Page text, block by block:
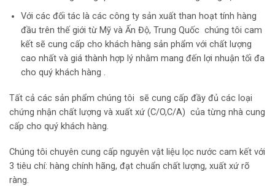
Với các đối tác là các công ty sản xuất than hoạt tính hàng
đầu trên thế giới từ Mỹ và Ấn Độ, Trung Quốc chúng tôi cam
kết sẽ cung cấp cho khách hàng sản phẩm với chất lượng
cao nhất và giá thành hợp lý nhằm mang đến lợi nhuận tối đa
cho quý khách hàng .
Tất cả các sản phẩm chúng tôi sẽ cung cấp đầy đủ các loại
chứng nhận chất lượng và xuất xứ (C/O,C/A) của từng nhà cung
cấp cho quý khách hàng.
Chúng tôi chuyên cung cấp nguyên vật liệu lọc nước cam kết với
3 tiêu chí: hàng chính hãng, đạt chuẩn chất lượng, xuất xứ rõ
ràng.